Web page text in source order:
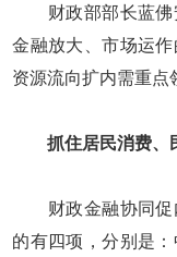
财政部部长蓝佛安
金融放大、市场运
资源流向扩内需重点
抓住居民消费、
财政金融协同促
的有四项，分别是